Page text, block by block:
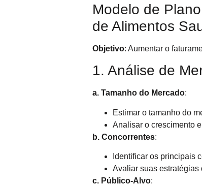
Modelo de
de Alimentos
Objetivo: Aumentar o
1. Análise de
a. Tamanho do Mercado:
Estimar o tamanho do
Analisar o crescimento
b. Concorrentes:
Identificar os principais
Avaliar suas estratégias
c. Público-Alvo: